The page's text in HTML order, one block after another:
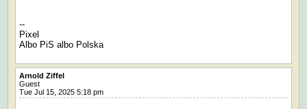
--
Pixel
Albo PiS albo Polska
Arnold Ziffel
Guest
Tue Jul 15, 2025 5:18 pm